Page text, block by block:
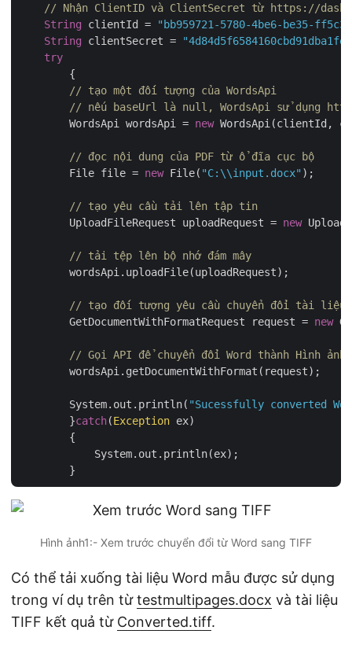
// Nhận ClientID và ClientSecret từ https://
String clientId =
"bb959721-5780-4be6-be35-
String clientSecret =
try
// tạo một đối tượng của WordsApi
// nếu baseUrl là null, WordsApi sử dụng
        WordsApi wordsApi =
new WordsApi(clientId,
// đọc nội dung của PDF từ ổ đĩa cục bộ
        File file =
new File( "C:\\input.docx" );
// tạo yêu cầu tải lên tập tin
        UploadFileRequest uploadRequest =
new
// tải tệp lên bộ nhớ đám mây
        wordsApi.uploadFile(uploadRequest);
// tạo đối tượng yêu cầu chuyển đổi tài
        GetDocumentWithFormatRequest request =
new
// Gọi API để chuyển đổi Word thành Hình
        wordsApi.getDocumentWithFormat(request);
        System.out.println(
"Sucessfully converted
	}
catch(Exception ex)
Hình ảnh1:- Xem trước chuyển đổi từ Word sang TIFF
Có thể tải xuống tài liệu Word mẫu được sử dụng
trong ví dụ trên từtestmultipages.docx và tài liệu
TIFF kết quả từ Converted.tiff.